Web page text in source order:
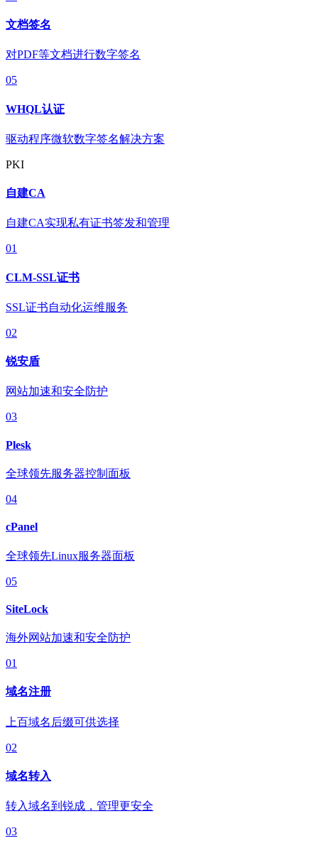
文档签名
对PDF等文档进行数字签名
05
WHQL认证
驱动程序微软数字签名解决方案
PKI
自建CA
自建CA实现私有证书签发和管理
01
CLM-SSL证书
SSL证书自动化运维服务
02
锐安盾
网站加速和安全防护
03
Plesk
全球领先服务器控制面板
04
cPanel
全球领先Linux服务器面板
05
SiteLock
海外网站加速和安全防护
01
域名注册
上百域名后缀可供选择
02
域名转入
转入域名到锐成，管理更安全
03